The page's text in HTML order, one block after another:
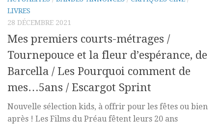
LIVRES
28 DÉCEMBRE 2021
Mes premiers courts-métrages /
Tournepouce et la fleur d’espérance, de
Barcella / Les Pourquoi comment de
mes…5ans / Escargot Sprint
Nouvelle sélection kids, à offrir pour les fêtes ou bien
après ! Les Films du Préau fêtent leurs 20 ans